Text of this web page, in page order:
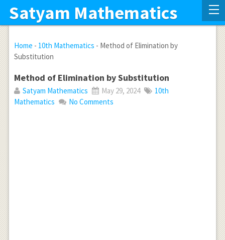
Satyam Mathematics
Home - 10th Mathematics - Method of Elimination by
Substitution
Method of Elimination by Substitution
Satyam Mathematics May 29, 2024
10th
Mathematics
No Comments